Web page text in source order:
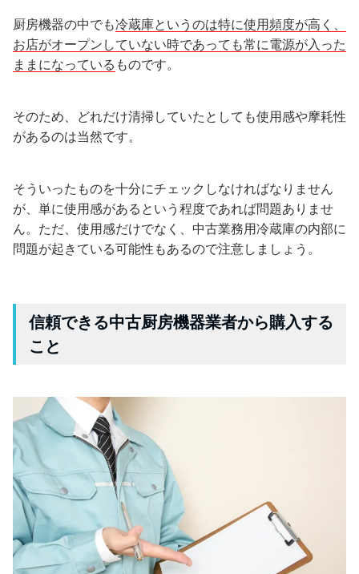
厨房機器の中でも冷蔵庫というのは特に使用頻度が高く、
お店がオープンしていない時であっても常に電源が入った
ままになっている ものです。
そのため、どれだけ清掃していたとしても使用感や摩耗性
があるのは当然です。
そういったものを十分にチェックしなければなりません
が、単に使用感があるという程度であれば問題ありませ
ん。ただ、使用感だけでなく、中古業務用冷蔵庫の内部に
問題が起きている可能性もあるので注意しましょう。
信頼できる中古厨房機器業者から購入する
こと